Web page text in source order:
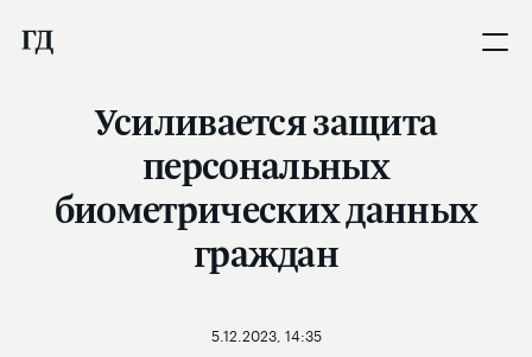
Усиливается защита
персональных
биометрических данных
граждан
5.12.2023, 14:35